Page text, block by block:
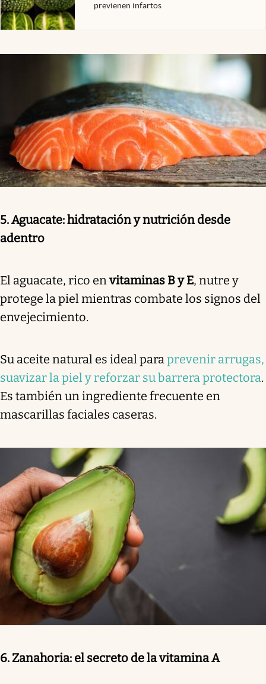
previenen infartos
5. Aguacate: hidratación y nutrición desde
adentro
El aguacate, rico envitaminas B y E, nutre y
protege la piel mientras combate los signos del
envejecimiento.
Su aceite natural es ideal paraprevenir arrugas,
suavizar la piel y reforzar su barrera protectora.
Es también un ingrediente frecuente en
mascarillas faciales caseras.
6. Zanahoria: el secreto de la vitamina A